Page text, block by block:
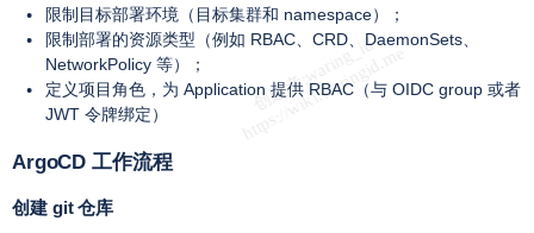
限制目标部署环境（目标集群和 namespace）；
限制部署的资源类型（例如 RBAC、CRD、DaemonSets、
NetworkPolicy 等）；
定义项目角色，为 Application 提供 RBAC（与 OIDC group 或者
JWT 令牌绑定）
ArgoCD 工作流程
创建 git 仓库